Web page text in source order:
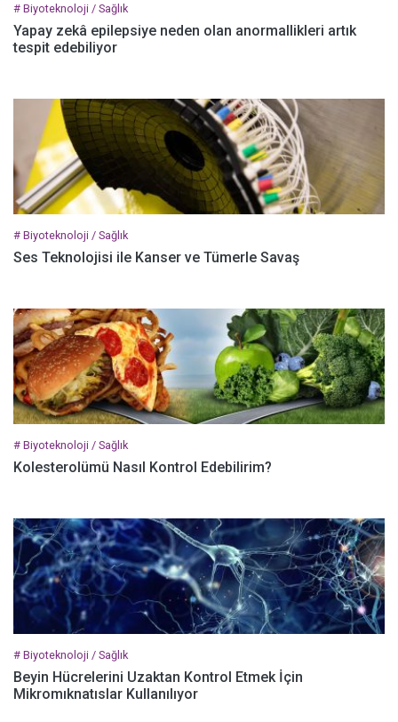
# Biyoteknoloji / Sağlık
Yapay zekâ epilepsiye neden olan anormallikleri artık
tespit edebiliyor
# Biyoteknoloji / Sağlık
Ses Teknolojisi ile Kanser ve Tümerle Savaş
# Biyoteknoloji / Sağlık
Kolesterolümü Nasıl Kontrol Edebilirim?
# Biyoteknoloji / Sağlık
Beyin Hücrelerini Uzaktan Kontrol Etmek İçin
Mikromıknatıslar Kullanılıyor